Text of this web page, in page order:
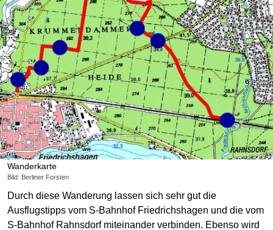
Wanderkarte
Bild: Berliner Forsten
Durch diese Wanderung lassen sich sehr gut die
Ausflugstipps vom S-Bahnhof Friedrichshagen und die vom
S-Bahnhof Rahnsdorf miteinander verbinden. Ebenso wird